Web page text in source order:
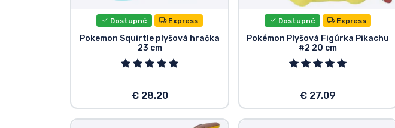
Dostupné Express
Pokemon Squirtle plyšová hračka
23 cm
€ 28.20
Dostupné Express
Pokémon Plyšová Figúrka Pikachu
#2 20 cm
€ 27.09